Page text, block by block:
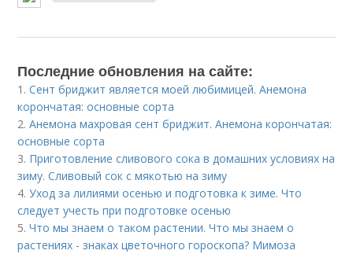
Последние обновления на сайте:
1.Сент бриджит является моей любимицей. Анемона
корончатая: основные сорта
2.Анемона махровая сент бриджит. Анемона корончатая:
основные сорта
3. Приготовление сливового сока в домашних условиях на
зиму. Сливовый сок с мякотью на зиму
4.Уход за лилиями осенью и подготовка к зиме. Что
следует учесть при подготовке осенью
5.Что мы знаем о таком растении. Что мы знаем о
растениях - знаках цветочного гороскопа? Мимоза